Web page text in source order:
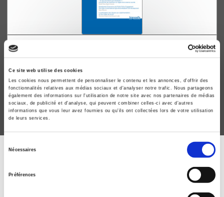
Ce site web utilise des cookies
Les cookies nous permettent de personnaliser le contenu et les annonces, d'offrir des
fonctionnalités relatives aux médias sociaux et d'analyser notre trafic. Nous partageons
également des informations sur l'utilisation de notre site avec nos partenaires de médias
sociaux, de publicité et d'analyse, qui peuvent combiner celles-ci avec d'autres
informations que vous leur avez fournies ou qu'ils ont collectées lors de votre utilisation
de leurs services.
Nécessaires
Préférences
Revue économique 76-5, septembre 2025
Béatrice Boulu-Reshef, Loïc Charles